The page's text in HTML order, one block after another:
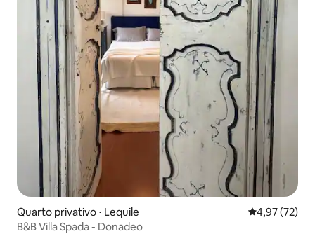
Quarto privativo ⋅ Lequile 4,97 de uma
4,97 (72)
B&B Villa Spada - Donadeo